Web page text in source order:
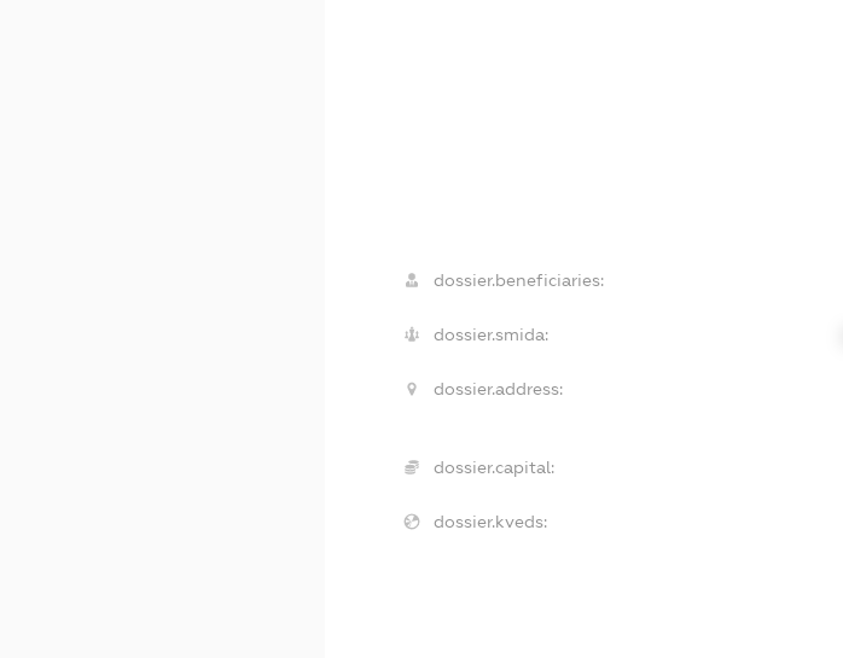
dossier.beneficiaries:
dossier.smida:
dossier.address:
dossier.capital:
dossier.kveds: